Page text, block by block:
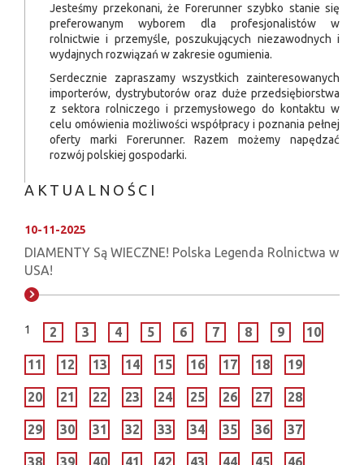
Jesteśmy przekonani, że Forerunner szybko stanie się
preferowanym wyborem dla profesjonalistów w
rolnictwie i przemyśle, poszukujących niezawodnych i
wydajnych rozwiązań w zakresie ogumienia.
Serdecznie zapraszamy wszystkich zainteresowanych
importerów, dystrybutorów oraz duże przedsiębiorstwa
z sektora rolniczego i przemysłowego do kontaktu w
celu omówienia możliwości współpracy i poznania pełnej
oferty marki Forerunner. Razem możemy napędzać
rozwój polskiej gospodarki.
AKTUALNOŚCI
10-11-2025
DIAMENTY Są WIECZNE! Polska Legenda Rolnictwa w
USA!
1 2 3 4 5 6 7 8 9 10
11 12 13 14 15 16 17 18 19
20 21 22 23 24 25 26 27 28
29 30 31 32 33 34 35 36 37
38 39 40 41 42 43 44 45 46